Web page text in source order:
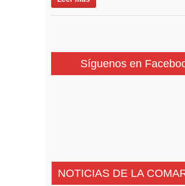
Síguenos en
NOTICIAS DE LA